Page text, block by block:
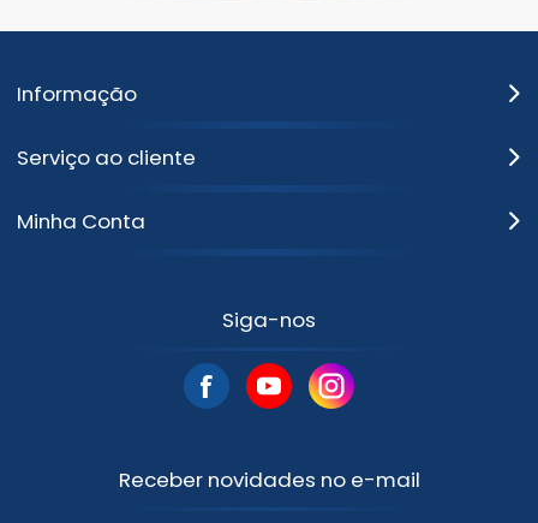
Informação
Serviço ao cliente
Minha Conta
Siga-nos
Receber novidades no e-mail